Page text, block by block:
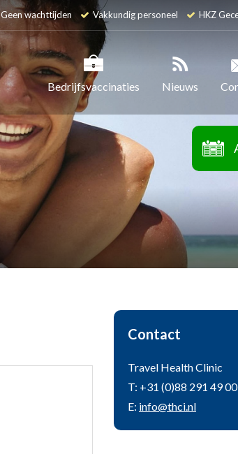
Geen wachttijden Vakkundig personeel HKZ
Bedrijfsvaccinaties Nieuws
Contact
Travel Health Clinic
T: +31 (0)88 291 49 00
E: info@thci.nl